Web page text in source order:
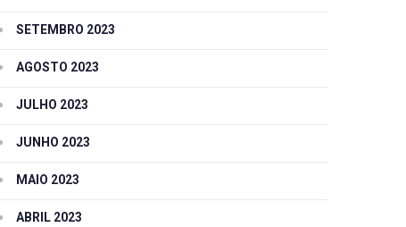
SETEMBRO 2023
AGOSTO 2023
JULHO 2023
JUNHO 2023
MAIO 2023
ABRIL 2023